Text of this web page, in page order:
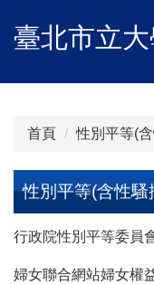
到
臺北市立
首頁 性別平等(
性別平等(含性騷
行政院性別平等委員
婦女聯合網站婦女權